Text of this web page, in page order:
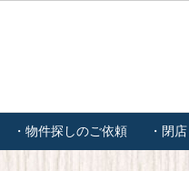
・物件探しのご依頼 ・閉